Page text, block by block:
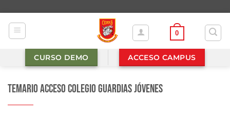
contenido
0
CURSO DEMO ACCESO CAMPUS
Temario Acceso Colegio Guardias Jóvenes